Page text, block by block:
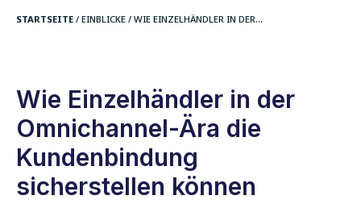
STARTSEITE / EINBLICKE / WIE EINZELHÄNDLER IN DER...
Wie Einzelhändler in der
Omnichannel-Ära die
Kundenbindung
sicherstellen können